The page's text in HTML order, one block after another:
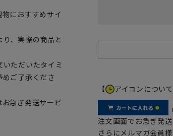
におすすめサイ
、実際の商品と
ただいたタイミ
ご了承くださ
急ぎ発送サービ
【 アイコンについて
注文画面でお急ぎ発
さらにメルマガ会員